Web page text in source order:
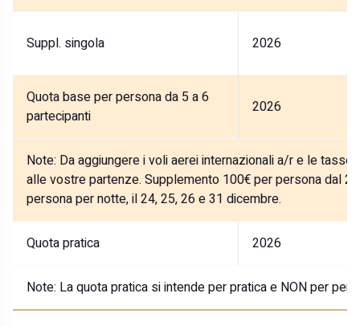
Suppl. singola 2026
Quota base per persona da 5 a 6
partecipanti
2026
Note: Da aggiungere i voli aerei internazionali a/r e le
alle vostre partenze. Supplemento 100€ per persona dal
persona per notte, il 24, 25, 26 e 31 dicembre.
Quota pratica 2026
Note: La quota pratica si intende per pratica e NON per